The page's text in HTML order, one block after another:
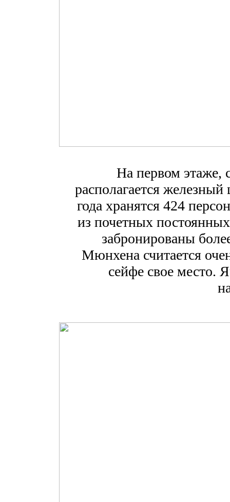
На первом этаже,
располагается
года хранятся 424
из почетных
забронированы
Мюнхена считается
сейфе свое место.